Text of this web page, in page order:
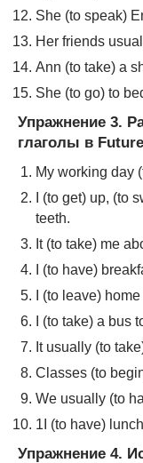
She (to speak)
Her friends
Ann (to take) a
She (to go) to
Упражнение 3.
глаголы в
My working day
I (to get) up, (to
teeth.
It (to take) me
I (to have)
I (to leave)
I (to take) a bus
It usually (to
Classes (to
We usually (to
1I (to have)
Упражнение 4.